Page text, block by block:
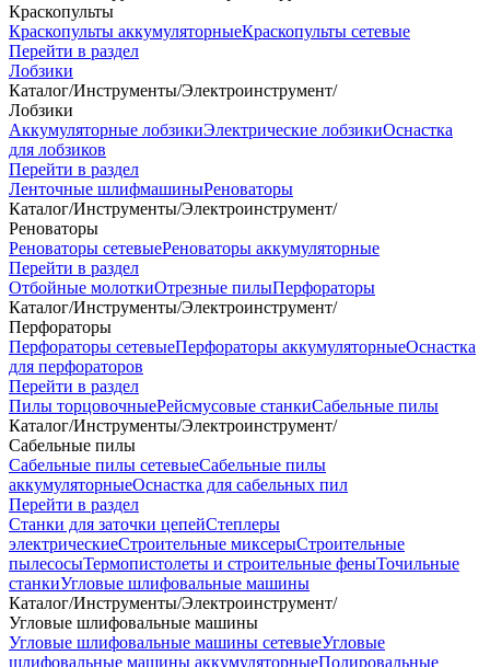
Краскопульты
Краскопульты аккумуляторныеКраскопульты сетевые
Перейти в раздел
Лобзики
Каталог/Инструменты/Электроинструмент/
Лобзики
Аккумуляторные лобзикиЭлектрические лобзикиОснастка
для лобзиков
Перейти в раздел
Ленточные шлифмашиныРеноваторы
Каталог/Инструменты/Электроинструмент/
Реноваторы
Реноваторы сетевыеРеноваторы аккумуляторные
Перейти в раздел
Отбойные молоткиОтрезные пилыПерфораторы
Каталог/Инструменты/Электроинструмент/
Перфораторы
Перфораторы сетевыеПерфораторы аккумуляторныеОснастка
для перфораторов
Перейти в раздел
Пилы торцовочныеРейсмусовые станкиСабельные пилы
Каталог/Инструменты/Электроинструмент/
Сабельные пилы
Сабельные пилы сетевыеСабельные пилы
аккумуляторныеОснастка для сабельных пил
Перейти в раздел
Станки для заточки цепейСтеплеры
электрическиеСтроительные миксерыСтроительные
пылесосыТермопистолеты и строительные феныТочильные
станкиУгловые шлифовальные машины
Каталог/Инструменты/Электроинструмент/
Угловые шлифовальные машины
Угловые шлифовальные машины сетевыеУгловые
шлифовальные машины аккумуляторныеПолировальные